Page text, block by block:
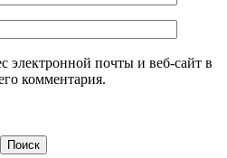
электронной почты и веб-сайт в
комментария.